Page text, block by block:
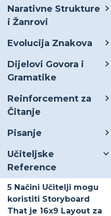
Narativne Strukture
i Žanrovi
Evolucija Znakova
Dijelovi Govora i
Gramatike
Reinforcement za
Čitanje
Pisanje
Učiteljske
Reference
5 Načini Učitelji mogu
koristiti Storyboard
That je 16x9 Layout za